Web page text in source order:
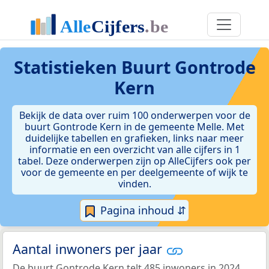
Statistieken Buurt Gontrode
Kern
Bekijk de data over ruim 100 onderwerpen voor de
buurt Gontrode Kern in de gemeente Melle. Met
duidelijke tabellen en grafieken, links naar meer
informatie en een overzicht van alle cijfers in 1
tabel. Deze onderwerpen zijn op AlleCijfers ook per
voor de gemeente en per deelgemeente of wijk te
vinden.
Pagina inhoud ⇵
Aantal inwoners per jaar